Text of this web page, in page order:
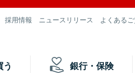
採用情報 ニュースリリース よくある
う 銀行・保険